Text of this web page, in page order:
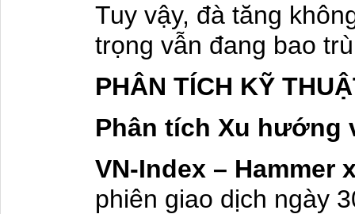
Tuy vậy, đà tăng
trọng vẫn đang bao
PHÂN TÍCH KỸ
Phân tích Xu hướng
VN-Index – Hammer
phiên giao dịch ngày